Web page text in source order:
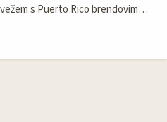
s Puerto Rico brendovima i
za nas, ali vjeruj, ima smisla